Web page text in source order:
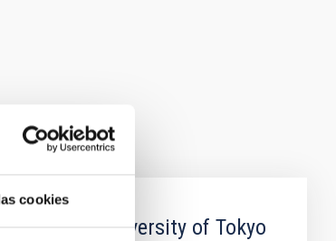
cookies
the University of Tokyo